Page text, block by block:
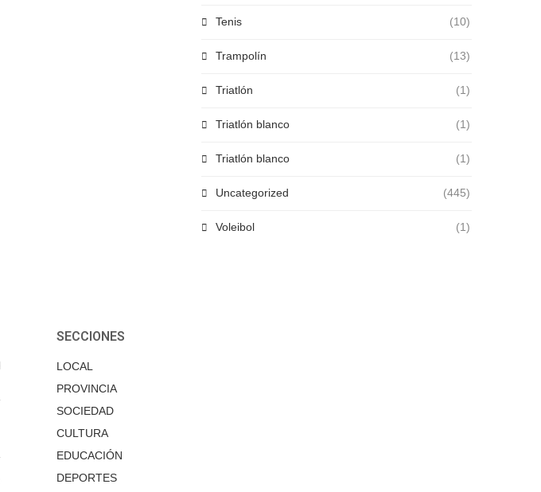
Tenis (10)
Trampolín (13)
Triatlón (1)
Triatlón blanco (1)
Triatlón blanco (1)
Uncategorized (445)
Voleibol (1)
SECCIONES
LOCAL
PROVINCIA
SOCIEDAD
CULTURA
EDUCACIÓN
DEPORTES